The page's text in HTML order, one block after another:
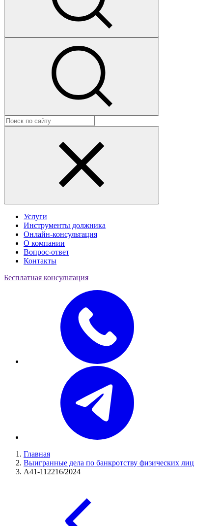
Услуги
Инструменты должника
Онлайн-консультация
О компании
Вопрос-ответ
Контакты
Бесплатная консультация
Главная
Выигранные дела по банкротству физических лиц
А41-112216/2024